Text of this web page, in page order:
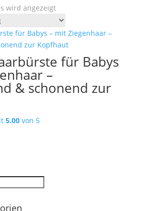
wird angezeigt
für Babys
–
& schonend zur
5.00von 5